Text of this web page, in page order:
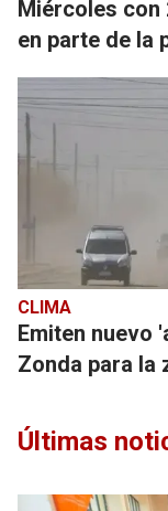
Miércoles con
en parte de la
CLIMA
Emiten nuevo
Zonda para la
Últimas